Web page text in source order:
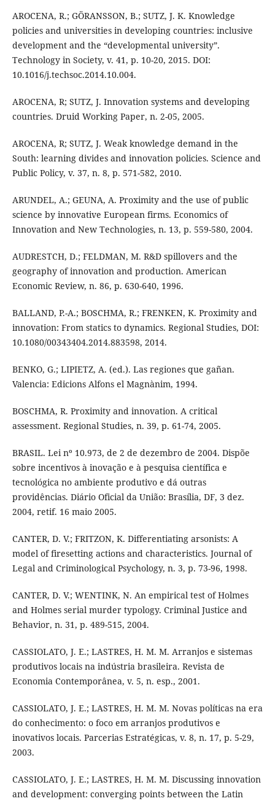
AROCENA, R.; GÖRANSSON, B.; SUTZ, J. K. Knowledge
policies and universities in developing countries: inclusive
development and the “developmental university”.
Technology in Society, v. 41, p. 10-20, 2015. DOI:
10.1016/j.techsoc.2014.10.004.
AROCENA, R; SUTZ, J. Innovation systems and developing
countries. Druid Working Paper, n. 2-05, 2005.
AROCENA, R; SUTZ, J. Weak knowledge demand in the
South: learning divides and innovation policies. Science and
Public Policy, v. 37, n. 8, p. 571-582, 2010.
ARUNDEL, A.; GEUNA, A. Proximity and the use of public
science by innovative European firms. Economics of
Innovation and New Technologies, n. 13, p. 559-580, 2004.
AUDRESTCH, D.; FELDMAN, M. R&D spillovers and the
geography of innovation and production. American
Economic Review, n. 86, p. 630-640, 1996.
BALLAND, P.-A.; BOSCHMA, R.; FRENKEN, K. Proximity and
innovation: From statics to dynamics. Regional Studies, DOI:
10.1080/00343404.2014.883598, 2014.
BENKO, G.; LIPIETZ, A. (ed.). Las regiones que gañan.
Valencia: Edicions Alfons el Magnànim, 1994.
BOSCHMA, R. Proximity and innovation. A critical
assessment. Regional Studies, n. 39, p. 61-74, 2005.
BRASIL. Lei nº 10.973, de 2 de dezembro de 2004. Dispõe
sobre incentivos à inovação e à pesquisa científica e
tecnológica no ambiente produtivo e dá outras
providências. Diário Oficial da União: Brasília, DF, 3 dez.
2004, retif. 16 maio 2005.
CANTER, D. V.; FRITZON, K. Differentiating arsonists: A
model of firesetting actions and characteristics. Journal of
Legal and Criminological Psychology, n. 3, p. 73-96, 1998.
CANTER, D. V.; WENTINK, N. An empirical test of Holmes
and Holmes serial murder typology. Criminal Justice and
Behavior, n. 31, p. 489-515, 2004.
CASSIOLATO, J. E.; LASTRES, H. M. M. Arranjos e sistemas
produtivos locais na indústria brasileira. Revista de
Economia Contemporânea, v. 5, n. esp., 2001.
CASSIOLATO, J. E.; LASTRES, H. M. M. Novas políticas na era
do conhecimento: o foco em arranjos produtivos e
inovativos locais. Parcerias Estratégicas, v. 8, n. 17, p. 5-29,
2003.
CASSIOLATO, J. E.; LASTRES, H. M. M. Discussing innovation
and development: converging points between the Latin